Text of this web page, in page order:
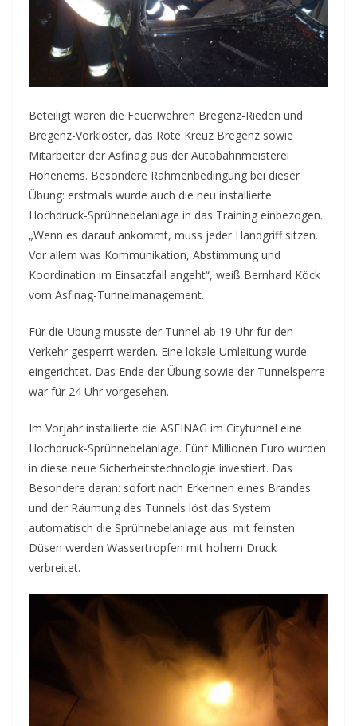
Beteiligt waren die Feuerwehren Bregenz-Rieden und
Bregenz-Vorkloster, das Rote Kreuz Bregenz sowie
Mitarbeiter der Asfinag aus der Autobahnmeisterei
Hohenems. Besondere Rahmenbedingung bei dieser
Übung: erstmals wurde auch die neu installierte
Hochdruck-Sprühnebelanlage in das Training einbezogen.
„Wenn es darauf ankommt, muss jeder Handgriff sitzen.
Vor allem was Kommunikation, Abstimmung und
Koordination im Einsatzfall angeht“, weiß Bernhard Köck
vom Asfinag-Tunnelmanagement.
Für die Übung musste der Tunnel ab 19 Uhr für den
Verkehr gesperrt werden. Eine lokale Umleitung wurde
eingerichtet. Das Ende der Übung sowie der Tunnelsperre
war für 24 Uhr vorgesehen.
Im Vorjahr installierte die ASFINAG im Citytunnel eine
Hochdruck-Sprühnebelanlage. Fünf Millionen Euro wurden
in diese neue Sicherheitstechnologie investiert. Das
Besondere daran: sofort nach Erkennen eines Brandes
und der Räumung des Tunnels löst das System
automatisch die Sprühnebelanlage aus: mit feinsten
Düsen werden Wassertropfen mit hohem Druck
verbreitet.